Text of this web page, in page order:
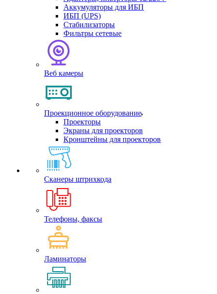
Аккумуляторы для ИБП
ИБП (UPS)
Стабилизаторы
Фильтры сетевые
Веб камеры
Проекционное оборудование
Проекторы
Экраны для проекторов
Кронштейны для проекторов
Сканеры штрихкода
Телефоны, факсы
Ламинаторы